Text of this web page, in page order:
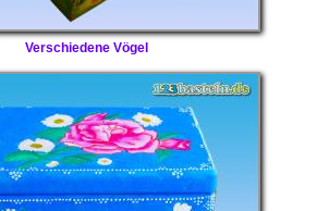
Verschiedene Vögel